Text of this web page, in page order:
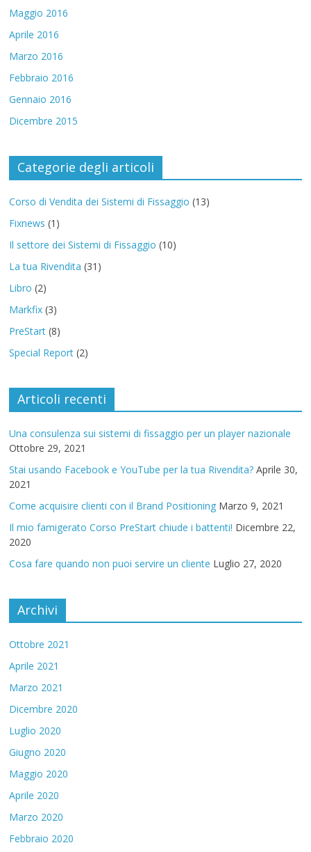
Maggio 2016
Aprile 2016
Marzo 2016
Febbraio 2016
Gennaio 2016
Dicembre 2015
Categorie degli articoli
Corso di Vendita dei Sistemi di Fissaggio (13)
Fixnews (1)
Il settore dei Sistemi di Fissaggio (10)
La tua Rivendita (31)
Libro (2)
Markfix (3)
PreStart (8)
Special Report (2)
Articoli recenti
Una consulenza sui sistemi di fissaggio per un player nazionale
Ottobre 29, 2021
Stai usando Facebook e YouTube per la tua Rivendita? Aprile 30,
2021
Come acquisire clienti con il Brand Positioning Marzo 9, 2021
Il mio famigerato Corso PreStart chiude i battenti! Dicembre 22,
2020
Cosa fare quando non puoi servire un cliente Luglio 27, 2020
Archivi
Ottobre 2021
Aprile 2021
Marzo 2021
Dicembre 2020
Luglio 2020
Giugno 2020
Maggio 2020
Aprile 2020
Marzo 2020
Febbraio 2020